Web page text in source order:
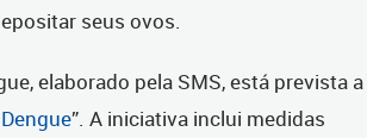
seus ovos.
elaborado pela SMS, está prevista a
”. A iniciativa inclui medidas